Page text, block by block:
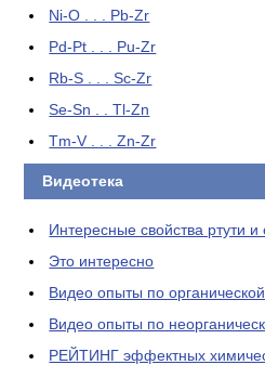
Ni-O . . . Pb-Zr
Pd-Pt . . . Pu-Zr
Rb-S . . . Sc-Zr
Se-Sn . . Tl-Zn
Tm-V . . . Zn-Zr
Видеотека
Интересные свойства ртути
Это интересно
Видео опыты по
Видео опыты по
РЕЙТИНГ эффектных